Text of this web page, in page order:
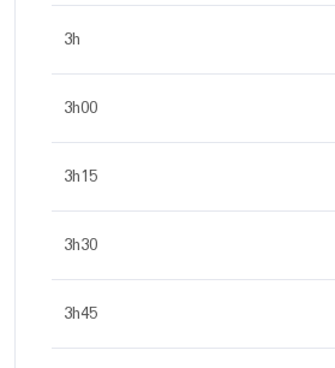
3h
3h00
3h15
3h30
3h45